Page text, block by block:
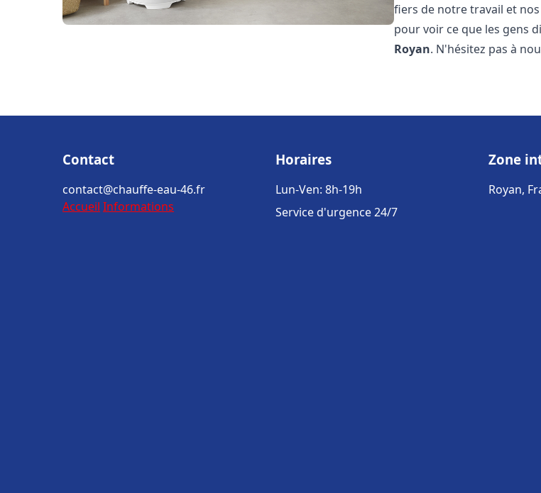
fiers de notre travail et
pour voir ce que les gens
Royan. N'hésitez pas à
Contact
contact@chauffe-eau-46.fr
Accueil Informations
Horaires
Lun-Ven: 8h-19h
Service d'urgence 24/7
Zone
Royan,